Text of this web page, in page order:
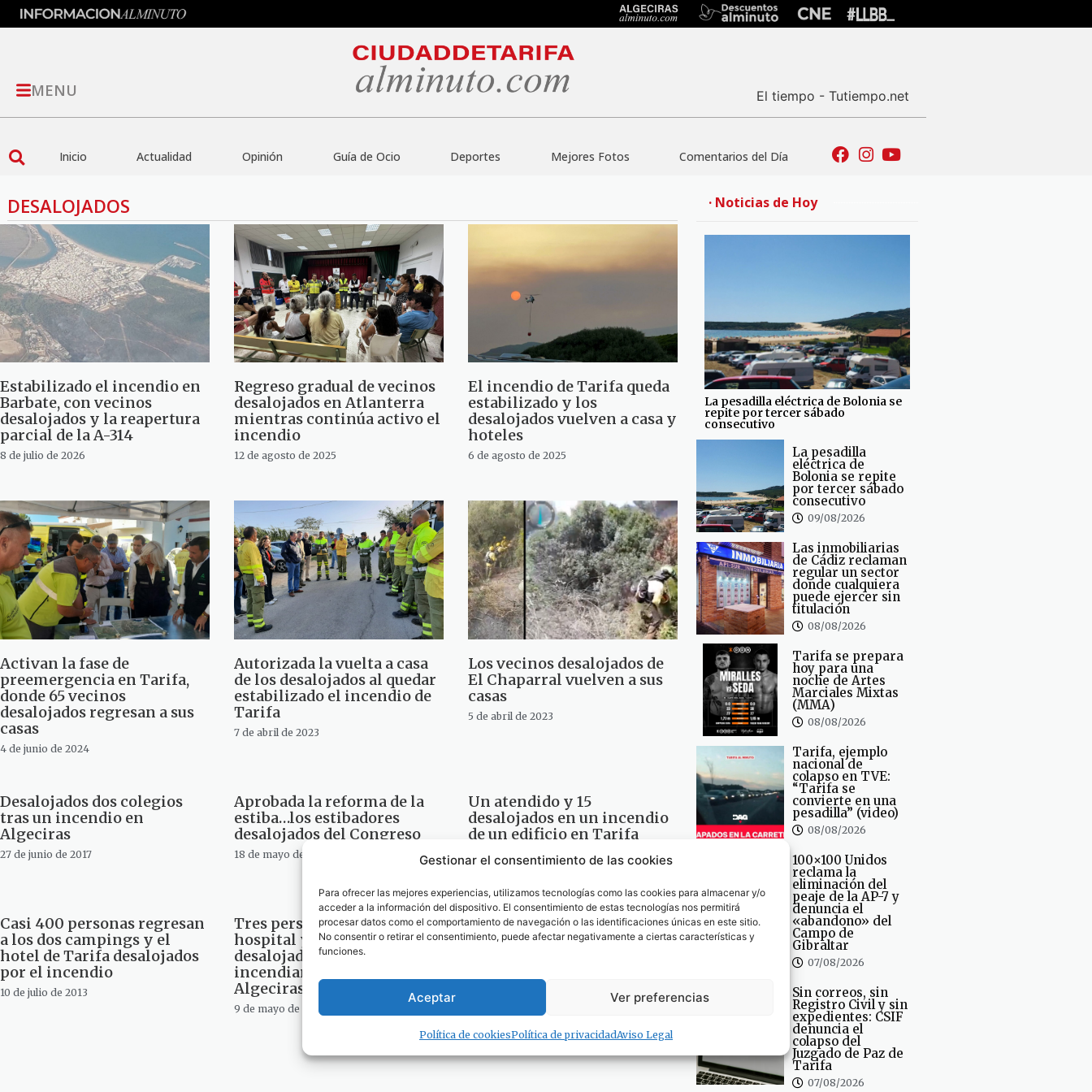
Gestionar el consentimiento de las cookies
Para ofrecer las mejores experiencias, utilizamos tecnologías como las cookies para almacenar y/o
acceder a la información del dispositivo. El consentimiento de estas tecnologías nos permitirá
procesar datos como el comportamiento de navegación o las identificaciones únicas en este sitio.
No consentir o retirar el consentimiento, puede afectar negativamente a ciertas características y
funciones.
Aceptar Ver preferencias
Política de cookiesPolítica de privacidadAviso Legal
MENU El tiempo - Tutiempo.net
Inicio Actualidad Opinión Guía de Ocio Deportes Mejores Fotos Comentarios del Día
DESALOJADOS
Estabilizado el incendio en
Barbate, con vecinos
desalojados y la reapertura
parcial de la A-314
8 de julio de 2026
Regreso gradual de vecinos
desalojados en Atlanterra
mientras continúa activo el
incendio
12 de agosto de 2025
El incendio de Tarifa queda
estabilizado y los
desalojados vuelven a casa y
hoteles
6 de agosto de 2025
Activan la fase de
preemergencia en Tarifa,
donde 65 vecinos
desalojados regresan a sus
casas
4 de junio de 2024
Autorizada la vuelta a casa
de los desalojados al quedar
estabilizado el incendio de
Tarifa
7 de abril de 2023
Los vecinos desalojados de
El Chaparral vuelven a sus
casas
5 de abril de 2023
Desalojados dos colegios
tras un incendio en
Algeciras
27 de junio de 2017
Aprobada la reforma de la
estiba…los estibadores
desalojados del Congreso
18 de mayo de 2017
Un atendido y 15
desalojados en un incendio
de un edificio en Tarifa
Casi 400 personas regresan
a los dos campings y el
hotel de Tarifa desalojados
por el incendio
10 de julio de 2013
Tres personas trasladadas al
hospital y 90 vecinos
desalojados tras
incendiarse un ascensor en
Algeciras
9 de mayo de 2013
· Noticias de Hoy
La pesadilla eléctrica de Bolonia se
repite por tercer sábado
consecutivo
La pesadilla
eléctrica de
Bolonia se repite
por tercer sábado
consecutivo
09/08/2026
Las inmobiliarias
de Cádiz reclaman
regular un sector
donde cualquiera
puede ejercer sin
titulación
08/08/2026
Tarifa se prepara
hoy para una
noche de Artes
Marciales Mixtas
(MMA)
08/08/2026
Tarifa, ejemplo
nacional de
colapso en TVE:
“Tarifa se
convierte en una
pesadilla” (video)
08/08/2026
100×100 Unidos
reclama la
eliminación del
peaje de la AP-7 y
denuncia el
«abandono» del
Campo de
Gibraltar
07/08/2026
Sin correos, sin
Registro Civil y sin
expedientes: CSIF
denuncia el
colapso del
Juzgado de Paz de
Tarifa
07/08/2026